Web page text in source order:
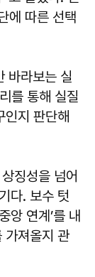
에 따른 선택
바라보는 실
를 통해 실질
인지 판단해
징성을 넘어
다. 보수 텃
앙 연계’를 내
가져올지 관